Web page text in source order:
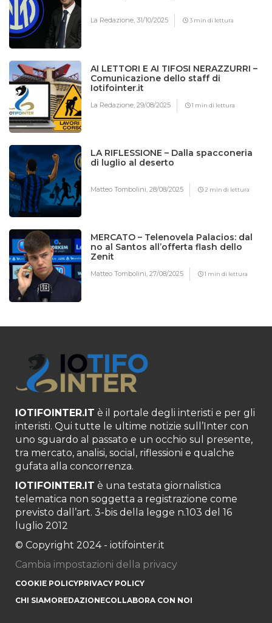
La Redazione,31/10/2025 3 min di lettura
AI LETTORI E AI TIFOSI NERAZZURRI –
Comunicazione dello staff di
Iotifointer.it
La Redazione,29/08/2025 1 min di lettura
LA RIFLESSIONE – Dalla spacconeria
di luglio al deserto
Matteo Tombolini,28/08/2025 2 min di lettura
MERCATO – Telenovela Palacios: dal
no al Santos all’offerta flash dello
Zenit
Matteo Tombolini,27/08/2025 1 min di lettura
IOTIFOINTER.IT è il portale degli interisti e per gli
interisti. Qui tutte le ultime notizie sull’Inter con
uno sguardo al passato e un occhio sul presente,
tra mercato, analisi, social, riflessioni e qualche
gufata alla concorrenza.
IOTIFOINTER.IT è una testata giornalistica
telematica non soggetta a registrazione come
previsto dall’art. 3-bis della legge n.103 del 16
luglio 2012
© Copyright 2024 - iotifointer.it
Cambia impostazioni della privacy
COOKIE POLICYPRIVACY POLICY
CHI SIAMOREDAZIONECOLLABORA CON NOI